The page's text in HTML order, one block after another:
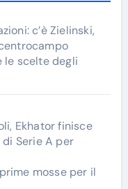
c’è Zielinski,
le scelte degli
Ekhator finisce
Serie A per
mosse per il